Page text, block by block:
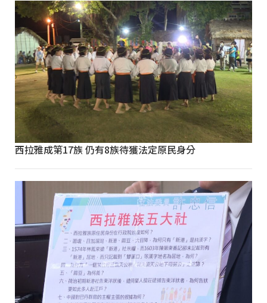
西拉雅成第17族 仍有8族待獲法定原民身分